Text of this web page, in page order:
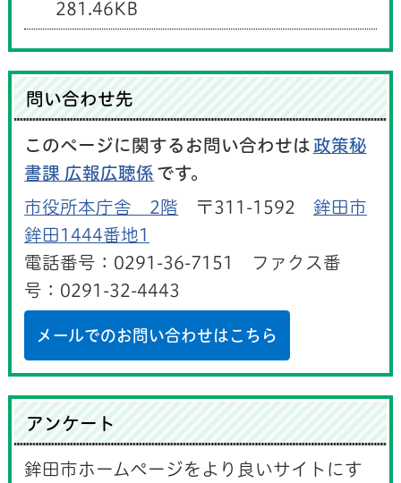
281.46KB
問い合わせ先
このページに関するお問い合わせは 政策秘
書課 広報広聴係 です。
市役所本庁舎 2階 〒311-1592 鉾田市
鉾田1444番地1
電話番号：0291-36-7151 ファクス番
号：0291-32-4443
メールでのお問い合わせはこちら
アンケート
鉾田市ホームページをより良いサイトにす